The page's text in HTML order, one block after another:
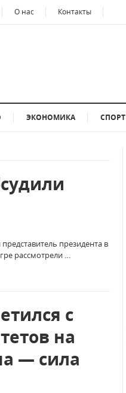
О нас Контакты
ЭКОНОМИКА СПОРТ
президента в
рассмотрели …
с
на
— сила